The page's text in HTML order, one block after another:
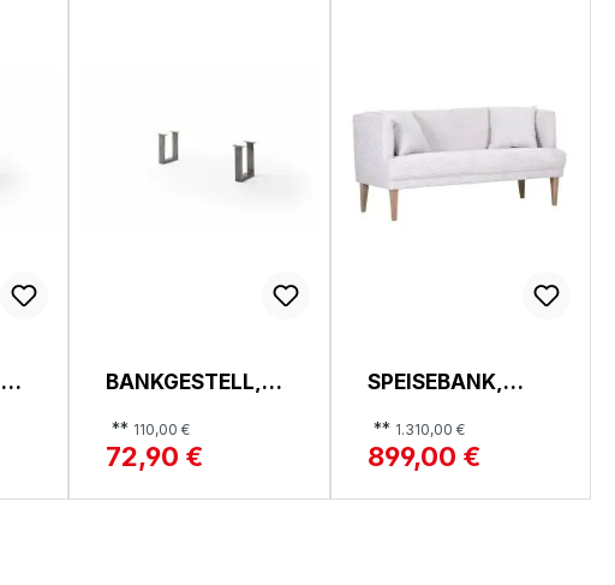
BANKGESTELL,
** 110,00 €
72,90 €
SPEISEBANK,
** 1.310,00 €
899,00 €